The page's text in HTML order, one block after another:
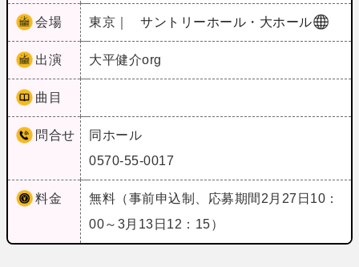
会場 東京｜ サントリーホール・大ホール
出演 大平健介org
曲目
問合せ
同ホール
0570-55-0017
料金
無料（事前申込制、応募期間2月27日10：
00～3月13日12：15）